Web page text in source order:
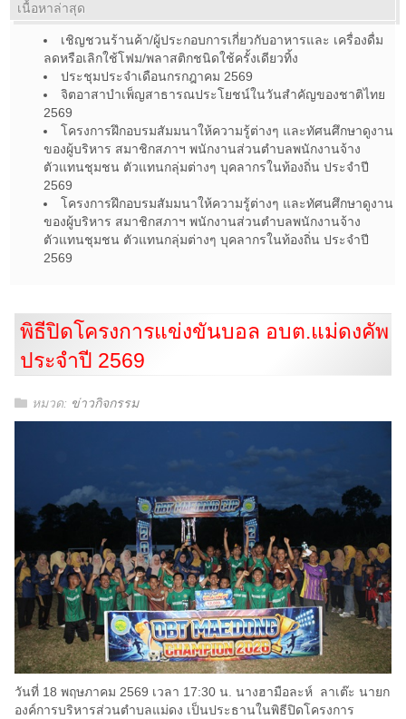
เนื้อหาล่าสุด
เชิญชวนร้านค้า/ผู้ประกอบการเกี่ยวกับอาหารและ เครื่องดื่ม
ลดหรือเลิกใช้โฟม/พลาสติกชนิดใช้ครั้งเดียวทิ้ง
ประชุมประจำเดือนกรกฎาคม 2569
จิตอาสาบำเพ็ญสาธารณประโยชน์ในวันสำคัญของชาติไทย
2569
โครงการฝึกอบรมสัมมนาให้ความรู้ต่างๆ และทัศนศึกษาดูงาน
ของผู้บริหาร สมาชิกสภาฯ พนักงานส่วนตำบลพนักงานจ้าง
ตัวแทนชุมชน ตัวแทนกลุ่มต่างๆ บุคลากรในท้องถิ่น ประจำปี
2569
โครงการฝึกอบรมสัมมนาให้ความรู้ต่างๆ และทัศนศึกษาดูงาน
ของผู้บริหาร สมาชิกสภาฯ พนักงานส่วนตำบลพนักงานจ้าง
ตัวแทนชุมชน ตัวแทนกลุ่มต่างๆ บุคลากรในท้องถิ่น ประจำปี
2569
พิธีปิดโครงการแข่งขันบอล อบต.แม่ดงคัพ
ประจำปี 2569
หมวด: ข่าวกิจกรรม
วันที่ 18 พฤษภาคม 2569 เวลา 17:30 น. นางฮามือละห์ ลาเต๊ะ นายก
องค์การบริหารส่วนตำบลแม่ดง เป็นประธานในพิธีปิดโครงการ